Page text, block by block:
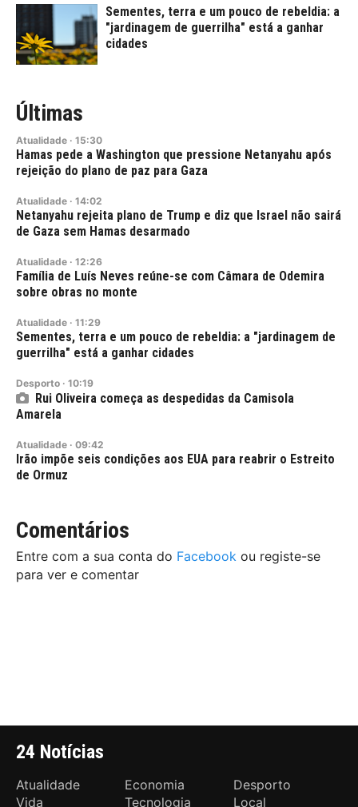
Sementes, terra e um pouco de rebeldia: a
"jardinagem de guerrilha" está a ganhar
cidades
Últimas
Atualidade · 15:30
Hamas pede a Washington que pressione Netanyahu após
rejeição do plano de paz para Gaza
Atualidade · 14:02
Netanyahu rejeita plano de Trump e diz que Israel não sairá
de Gaza sem Hamas desarmado
Atualidade · 12:26
Família de Luís Neves reúne-se com Câmara de Odemira
sobre obras no monte
Atualidade · 11:29
Sementes, terra e um pouco de rebeldia: a "jardinagem de
guerrilha" está a ganhar cidades
Desporto · 10:19
Rui Oliveira começa as despedidas da Camisola
Amarela
Atualidade · 09:42
Irão impõe seis condições aos EUA para reabrir o Estreito
de Ormuz
Comentários
Entre com a sua conta do Facebook ou registe-se
para ver e comentar
24 Notícias
Atualidade Economia
Desporto
Vida
Tecnologia Local